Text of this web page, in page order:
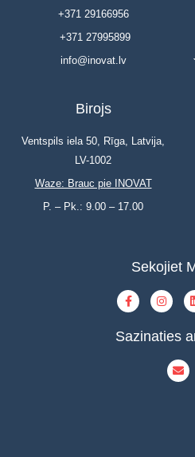
+371 29166956
+371 27995899
info@inovat.lv
Birojs
Ventspils iela 50, Rīga, Latvija,
LV-1002
Waze: Brauc pie INOVAT
P. – Pk.: 9.00 – 17.00
Sekojiet
Sazinaties